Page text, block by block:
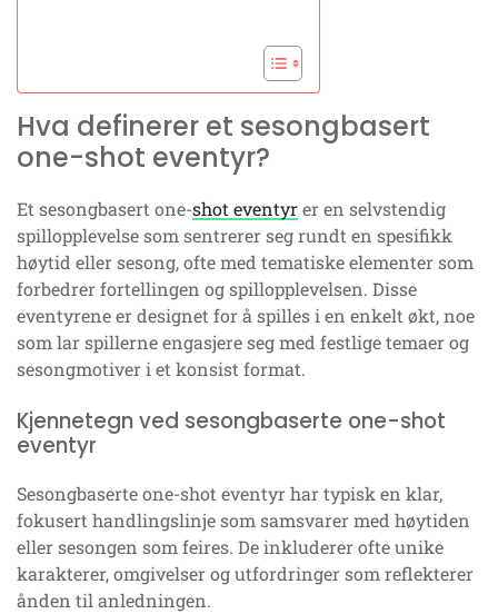
Hva definerer et sesongbasert
one-shot eventyr?
Et sesongbasert one-shot eventyrer en selvstendig
spillopplevelse som sentrerer seg rundt en spesifikk
høytid eller sesong, ofte med tematiske elementer som
forbedrer fortellingen og spillopplevelsen. Disse
eventyrene er designet for å spilles i en enkelt økt, noe
som lar spillerne engasjere seg med festlige temaer og
sesongmotiver i et konsist format.
Kjennetegn ved sesongbaserte one-shot
eventyr
Sesongbaserte one-shot eventyr har typisk en klar,
fokusert handlingslinje som samsvarer med høytiden
eller sesongen som feires. De inkluderer ofte unike
karakterer, omgivelser og utfordringer som reflekterer
ånden til anledningen.